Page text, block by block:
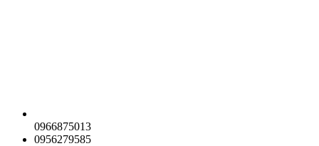
0966875013
0956279585